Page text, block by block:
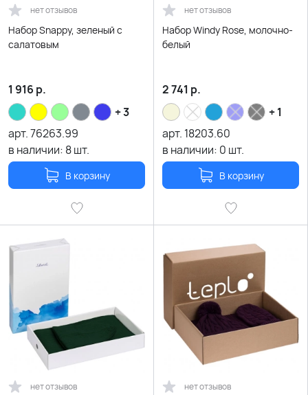
нет отзывов
Набор Snappy, зеленый с
салатовым
1 916 р.
+ 3
арт.76263.99
в наличии: 8шт.
В корзину
нет отзывов
Набор Windy Rose, молочно-
белый
2 741 р.
+ 1
арт. 18203.60
в наличии: 0 шт.
В корзину
нет отзывов нет отзывов